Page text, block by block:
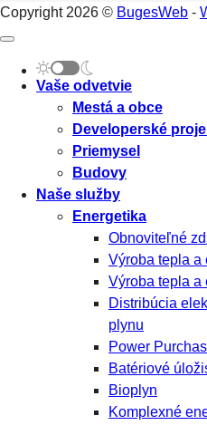
Copyright 2026 © BugesWeb -
Vaše odvetvie
Mestá a obce
Developerské
Priemysel
Budovy
Naše služby
Energetika
Obnoviteľné
Výroba tepla a
Výroba tepla a
Distribúcia
plynu
Power
Batériové
Bioplyn
Komplexné